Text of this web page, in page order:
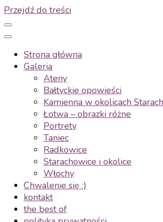
Przejdź do treści
Strona główna
Galeria
Ateny
Bałtyckie opowieści
Kamienna w okolicach
Łotwa – obrazki różne
Portrety
Taniec
Radkowice
Starachowice i okolice
Włochy
Chwalenie się :)
kontakt
the best of